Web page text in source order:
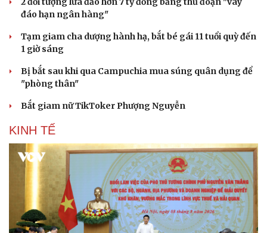
đáo hạn ngân hàng"
Tạm giam cha dượng hành hạ, bắt bé gái 11 tuổi quỳ đến
1 giờ sáng
Bị bắt sau khi qua Campuchia mua súng quân dụng để
"phòng thân"
Bắt giam nữ TikToker Phượng Nguyễn
KINH TẾ